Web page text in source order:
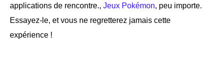
applications de rencontre., Jeux Pokémon, peu importe.
Essayez-le, et vous ne regretterez jamais cette
expérience !